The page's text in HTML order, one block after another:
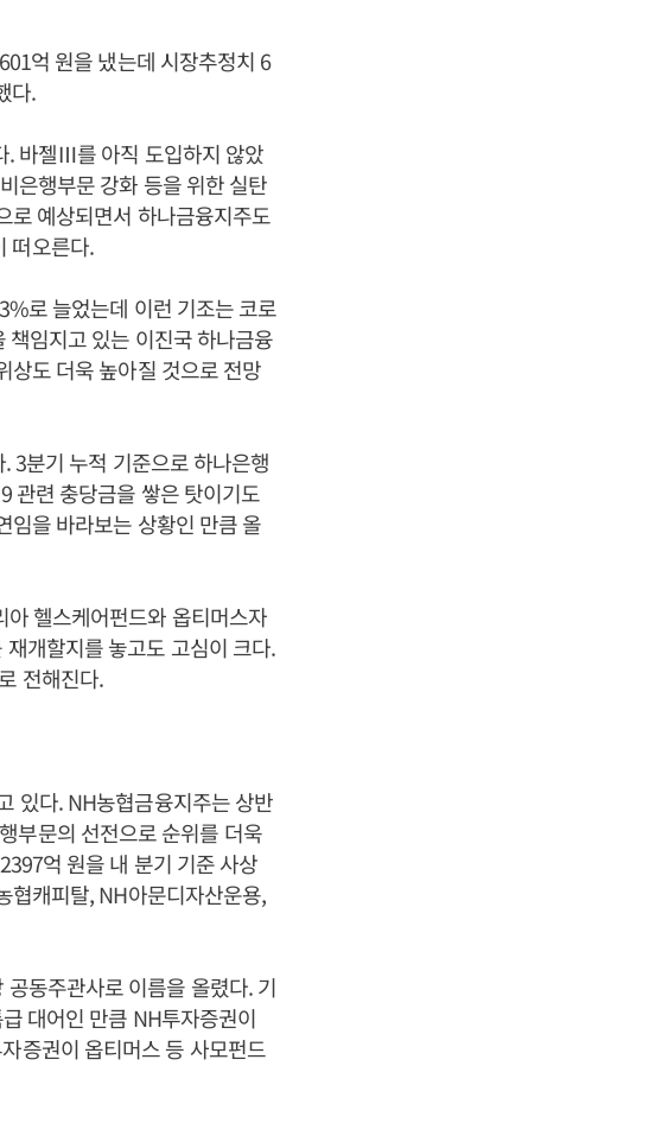
억 원을 냈는데 시장추정치 6
다.
. 바젤Ⅲ를 아직 도입하지 않았
은행부문 강화 등을 위한 실탄
로 예상되면서 하나금융지주도
떠오른다.
로 늘었는데 이런 기조는 코로
임지고 있는 이진국 하나금융
상도 더욱 높아질 것으로 전망
3분기 누적 기준으로 하나은행
관련 충당금을 쌓은 탓이기도
임을 바라보는 상황인 만큼 올
헬스케어펀드와 옵티머스자
개할지를 놓고도 고심이 크다.
전해진다.
있다. NH농협금융지주는 상반
부문의 선전으로 순위를 더욱
억 원을 내 분기 기준 사상
협캐피탈, NH아문디자산운용,
동주관사로 이름을 올렸다. 기
대어인 만큼 NH투자증권이
증권이 옵티머스 등 사모펀드